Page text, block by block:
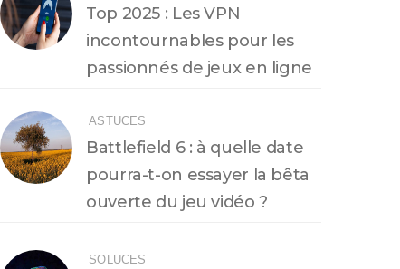
Top 2025 : Les VPN
incontournables pour les
passionnés de jeux en ligne
ASTUCES
Battlefield 6 : à quelle date
pourra-t-on essayer la bêta
ouverte du jeu vidéo ?
SOLUCES